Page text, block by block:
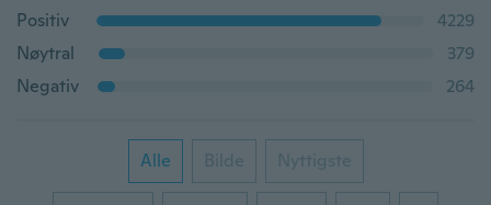
Positiv
4229
Nøytral
379
Negativ
264
Alle Bilde Nyttigste